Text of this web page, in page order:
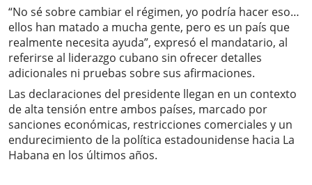
“No sé sobre cambiar el régimen, yo podría hacer eso…
ellos han matado a mucha gente, pero es un país que
realmente necesita ayuda”, expresó el mandatario, al
referirse al liderazgo cubano sin ofrecer detalles
adicionales ni pruebas sobre sus afirmaciones.
Las declaraciones del presidente llegan en un contexto
de alta tensión entre ambos países, marcado por
sanciones económicas, restricciones comerciales y un
endurecimiento de la política estadounidense hacia La
Habana en los últimos años.